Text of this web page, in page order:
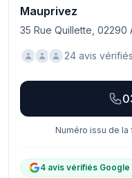
Mauprivez
35 Rue Quillette, 02290
24 avis vérifiés
Numéro issu de
4 avis vérifiés Google